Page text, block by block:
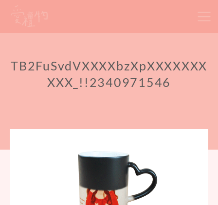
TB2FuSvdVXXXXbzXpXXXXXXX
XXX_!!2340971546